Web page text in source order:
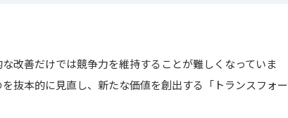
改善だけでは競争力を維持することが難しくなっていま
抜本的に見直し、新たな価値を創出する「トランスフォー